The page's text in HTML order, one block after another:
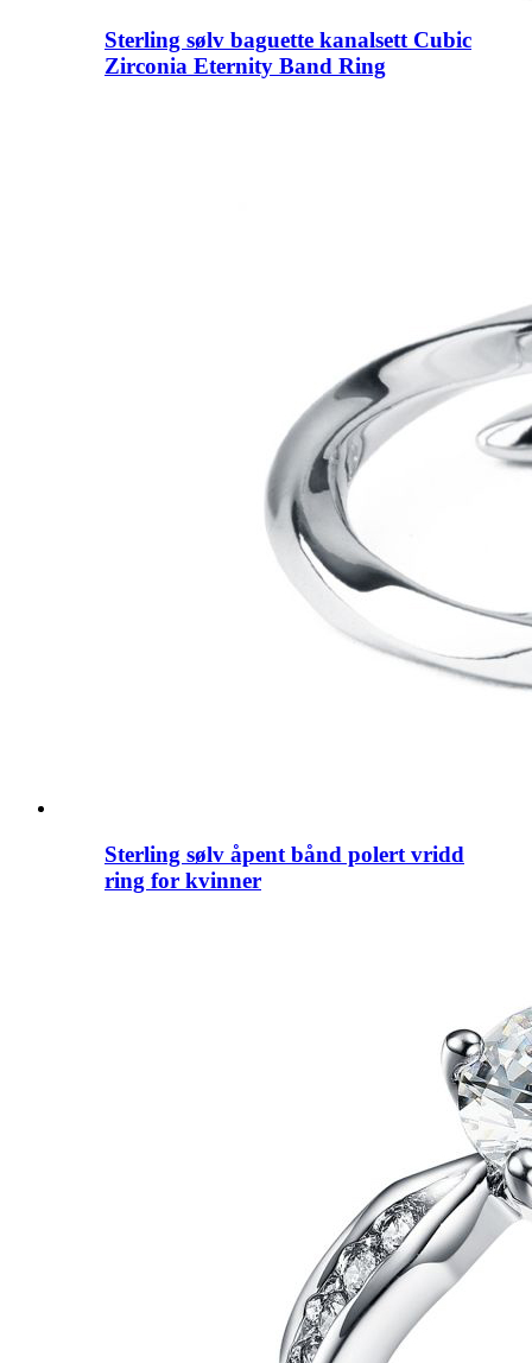
Sterling sølv baguette kanalsett Cubic
Zirconia Eternity Band Ring
Sterling sølv åpent bånd polert vridd
ring for kvinner